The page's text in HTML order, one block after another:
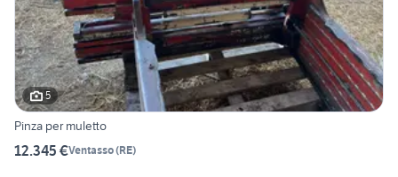
5
Pinza per muletto
12.345 €Ventasso(RE)